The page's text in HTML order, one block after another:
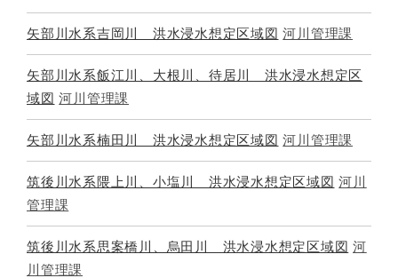
矢部川水系吉岡川 洪水浸水想定区域図 河川管理課
矢部川水系飯江川、大根川、待居川 洪水浸水想定区
域図 河川管理課
矢部川水系楠田川 洪水浸水想定区域図 河川管理課
筑後川水系隈上川、小塩川 洪水浸水想定区域図 河川
管理課
筑後川水系思案橋川、烏田川 洪水浸水想定区域図 河
川管理課